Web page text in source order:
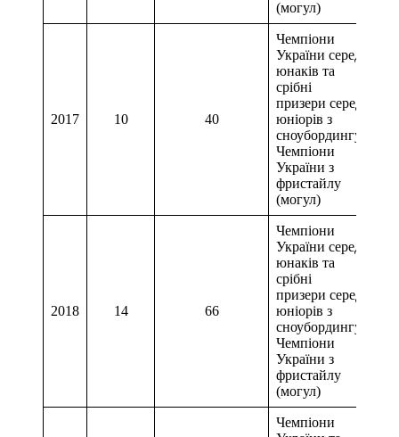
(могул)
2017 10 40
Чемпіони
України серед
юнаків та
срібні
призери серед
юніорів з
сноубордингу,
Чемпіони
України з
фристайлу
(могул)
2018 14 66
Чемпіони
України серед
юнаків та
срібні
призери серед
юніорів з
сноубордингу,
Чемпіони
України з
фристайлу
(могул)
Чемпіони